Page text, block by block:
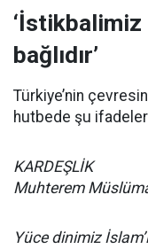
bağlıdır’
Türkiye’nin
hutbede şu ifadeler
KARDEŞLİK
Muhterem
Yüce dinimiz